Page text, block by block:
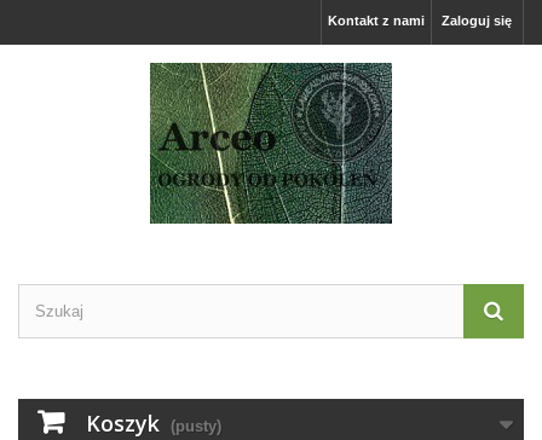
Zaloguj się
Kontakt z nami
Koszyk (pusty)